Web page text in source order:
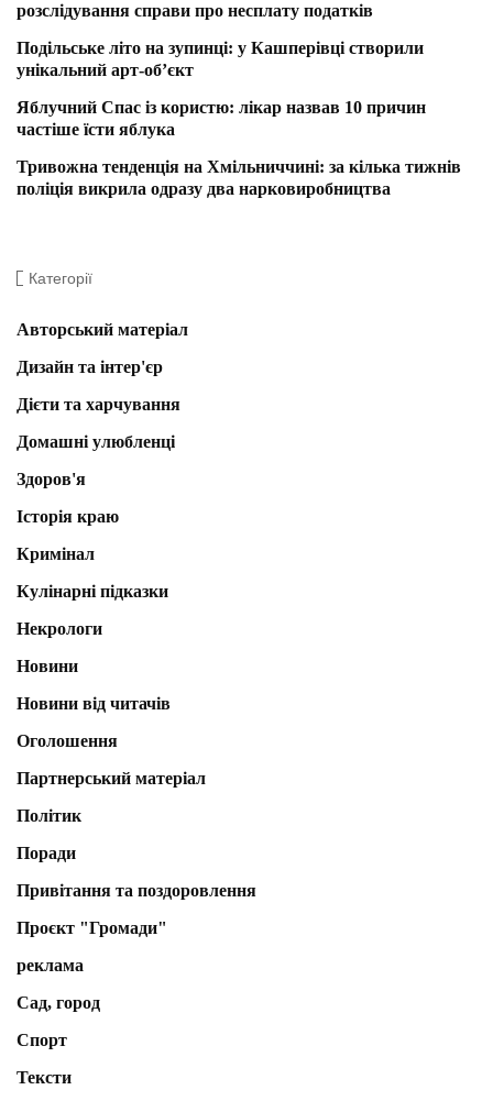
розслідування справи про несплату податків
Подільське літо на зупинці: у Кашперівці створили
унікальний арт-об’єкт
Яблучний Спас із користю: лікар назвав 10 причин
частіше їсти яблука
Тривожна тенденція на Хмільниччині: за кілька тижнів
поліція викрила одразу два нарковиробництва
Категорії
Авторський матеріал
Дизайн та інтер'єр
Дієти та харчування
Домашні улюбленці
Здоров'я
Історія краю
Кримінал
Кулінарні підказки
Некрологи
Новини
Новини від читачів
Оголошення
Партнерський матеріал
Політик
Поради
Привітання та поздоровлення
Проєкт "Громади"
реклама
Сад, город
Спорт
Тексти